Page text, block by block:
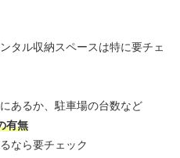
ル収納スペースは特に要チェ
るか、駐車場の台数など
有無
なら要チェック